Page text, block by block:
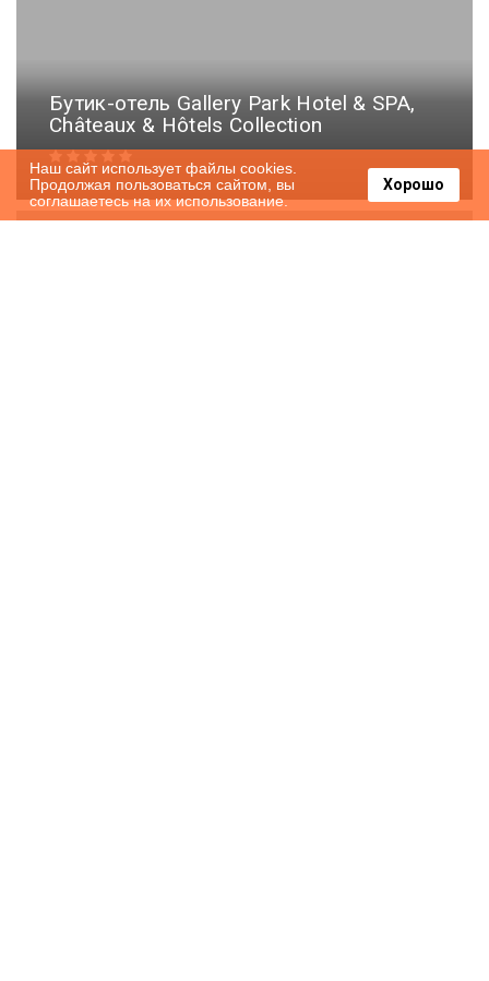
Бутик-отель Gallery Park Hotel & SPA,
Châteaux & Hôtels Collection
Наш сайт использует файлы cookies.
Продолжая пользоваться сайтом, вы
соглашаетесь на их использование.
Хорошо